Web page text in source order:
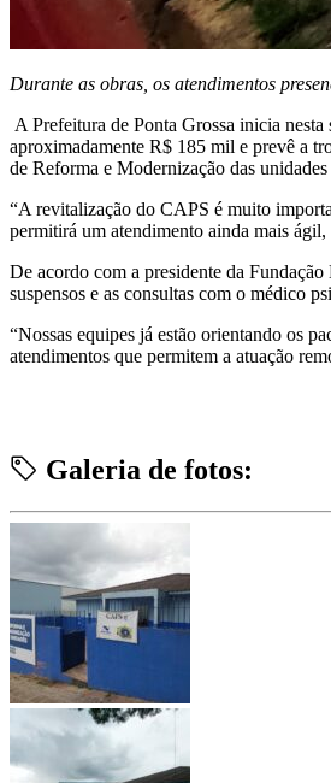
Durante as obras, os atendimentos
A Prefeitura de Ponta Grossa inicia
aproximadamente R$ 185 mil e prevê a
de Reforma e Modernização das
“A revitalização do CAPS é muito
permitirá um atendimento ainda mais
De acordo com a presidente da
suspensos e as consultas com o médico
“Nossas equipes já estão orientando os
atendimentos que permitem a atuação
Galeria de fotos: